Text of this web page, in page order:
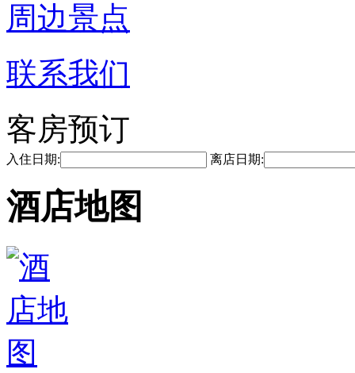
周边景点
联系我们
客房预订
入住日期: 离店日期:
酒店地图